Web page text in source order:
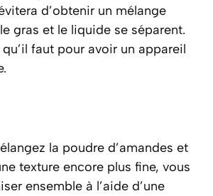
d’obtenir un mélange
gras et le liquide se séparent.
faut pour avoir un appareil
la poudre d’amandes et
texture encore plus fine, vous
ensemble à l’aide d’une